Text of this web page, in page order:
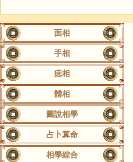
面相
手相
痣相
體相
圖說相學
占卜算命
相學綜合